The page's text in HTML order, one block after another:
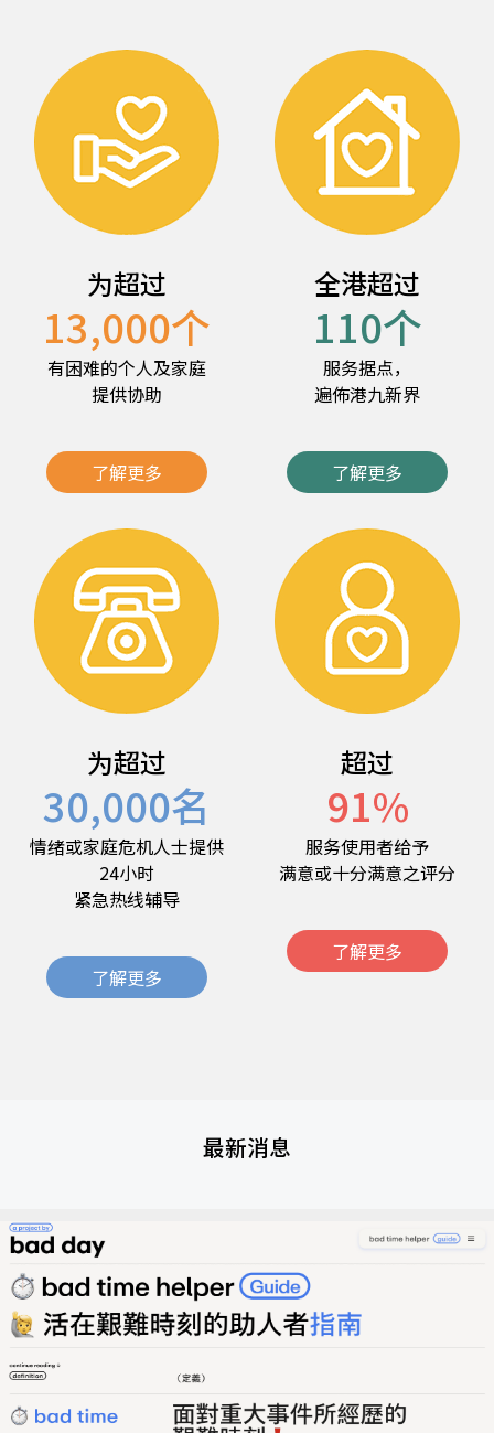
为超过
13,000个
有困难的个人及家庭
提供协助
了解更多
全港超过
110个
服务据点，
遍佈港九新界
了解更多
为超过
30,000名
情绪或家庭危机人士提供
24小时
紧急热线辅导
了解更多
超过
91%
服务使用者给予
满意或十分满意之评分
了解更多
最新消息